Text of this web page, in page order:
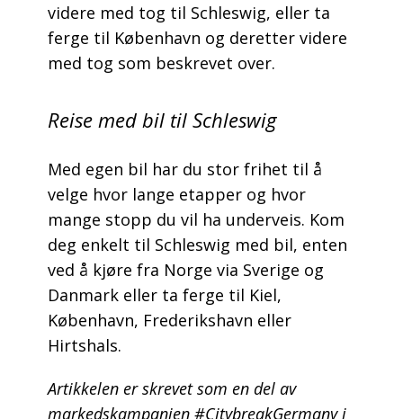
videre med tog til Schleswig, eller ta
ferge til København og deretter videre
med tog som beskrevet over.
Reise med bil til Schleswig
Med egen bil har du stor frihet til å
velge hvor lange etapper og hvor
mange stopp du vil ha underveis. Kom
deg enkelt til Schleswig med bil, enten
ved å kjøre fra Norge via Sverige og
Danmark eller ta ferge til Kiel,
København, Frederikshavn eller
Hirtshals.
Artikkelen er skrevet som en del av
markedskampanjen #CitybreakGermany i